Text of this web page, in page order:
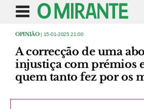
OPINIÃO| 15-01-2025 21:00
A correcção de uma
injustiça com prémios e
quem tanto fez por os